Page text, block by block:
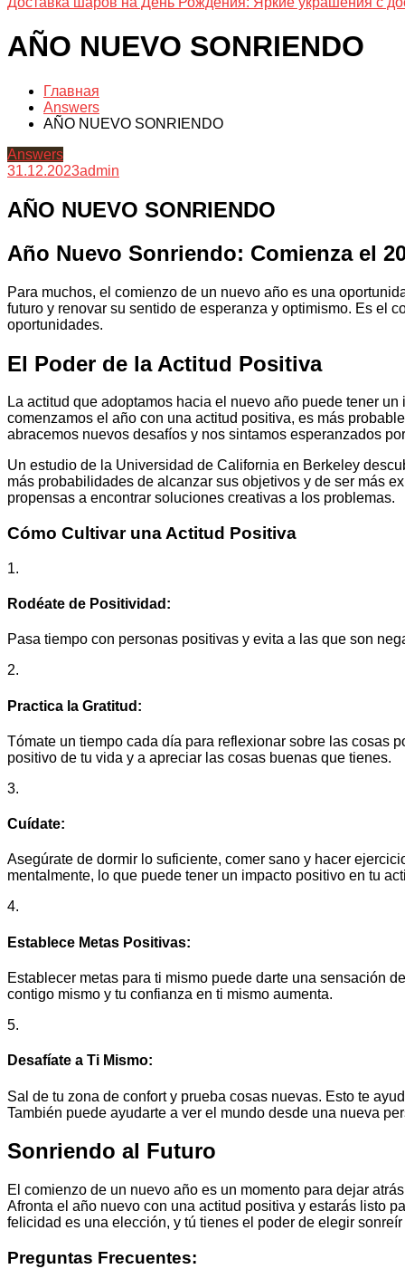
AÑO NUEVO SONRIENDO
Главная
Answers
AÑO NUEVO SONRIENDO
Answers
31.12.2023admin
AÑO NUEVO SONRIENDO
Año Nuevo Sonriendo: Comienza el
Para muchos, el comienzo de un nuevo año es una
futuro y renovar su sentido de esperanza y optimismo. Es el
oportunidades.
El Poder de la Actitud Positiva
La actitud que adoptamos hacia el nuevo año puede tener
comenzamos el año con una actitud positiva, es más
abracemos nuevos desafíos y nos sintamos esperanzados
Un estudio de la Universidad de California en Berkeley
más probabilidades de alcanzar sus objetivos y de ser más
propensas a encontrar soluciones creativas a los problemas.
Cómo Cultivar una Actitud Positiva
1.
Rodéate de Positividad:
Pasa tiempo con personas positivas y evita a las que son
2.
Practica la Gratitud:
Tómate un tiempo cada día para reflexionar sobre las cosas
positivo de tu vida y a apreciar las cosas buenas que tienes.
3.
Cuídate:
Asegúrate de dormir lo suficiente, comer sano y hacer
mentalmente, lo que puede tener un impacto positivo en tu
4.
Establece Metas Positivas:
Establecer metas para ti mismo puede darte una sensación
contigo mismo y tu confianza en ti mismo aumenta.
5.
Desafíate a Ti Mismo:
Sal de tu zona de confort y prueba cosas nuevas. Esto te
También puede ayudarte a ver el mundo desde una nueva
Sonriendo al Futuro
El comienzo de un nuevo año es un momento para dejar
Afronta el año nuevo con una actitud positiva y estarás listo
felicidad es una elección, y tú tienes el poder de elegir sonreír
Preguntas Frecuentes: